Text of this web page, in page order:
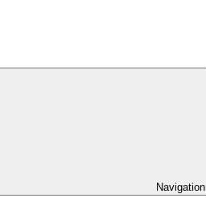
Navigation